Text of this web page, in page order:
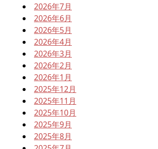
2026年7月
2026年6月
2026年5月
2026年4月
2026年3月
2026年2月
2026年1月
2025年12月
2025年11月
2025年10月
2025年9月
2025年8月